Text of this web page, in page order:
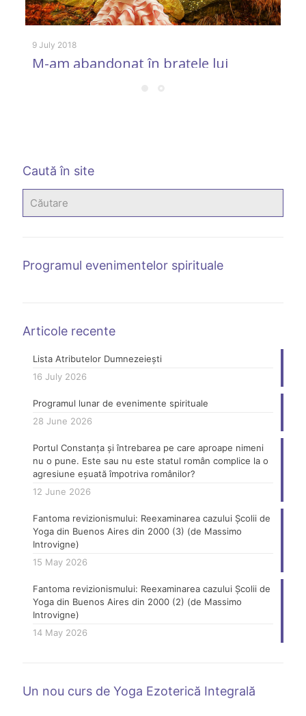
9 July 2018
M-am abandonat în braţele lui
Caută în site
Programul evenimentelor spirituale
Articole recente
Lista Atributelor Dumnezeiești
16 July 2026
Programul lunar de evenimente spirituale
28 June 2026
Portul Constanța și întrebarea pe care aproape nimeni
nu o pune. Este sau nu este statul român complice la o
agresiune eșuată împotriva românilor?
12 June 2026
Fantoma revizionismului: Reexaminarea cazului Școlii de
Yoga din Buenos Aires din 2000 (3) (de Massimo
Introvigne)
15 May 2026
Fantoma revizionismului: Reexaminarea cazului Școlii de
Yoga din Buenos Aires din 2000 (2) (de Massimo
Introvigne)
14 May 2026
Un nou curs de Yoga Ezoterică Integrală